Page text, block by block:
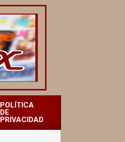
POLÍTICA
DE
PRIVACIDAD